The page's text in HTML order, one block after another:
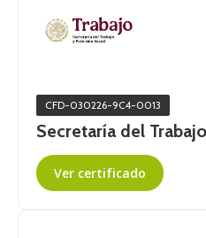
CFD-030226-9C4-0013
Secretaría del
Ver certificado